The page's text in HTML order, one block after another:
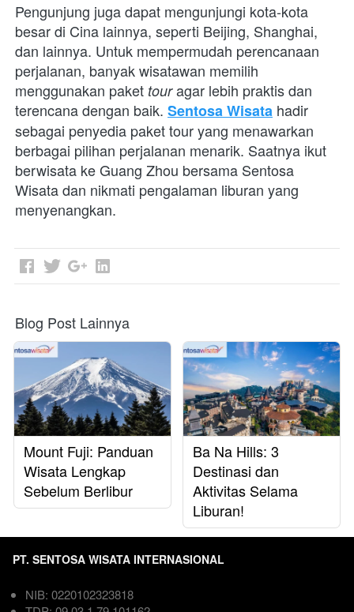
Pengunjung juga dapat mengunjungi kota-kota
besar di Cina lainnya, seperti Beijing, Shanghai,
dan lainnya. Untuk mempermudah perencanaan
perjalanan, banyak wisatawan memilih
menggunakan paket tour agar lebih praktis dan
terencana dengan baik. Sentosa Wisata hadir
sebagai penyedia paket tour yang menawarkan
berbagai pilihan perjalanan menarik. Saatnya ikut
berwisata ke Guang Zhou bersama Sentosa
Wisata dan nikmati pengalaman liburan yang
menyenangkan.
Blog Post Lainnya
Mount Fuji: Panduan
Wisata Lengkap
Sebelum Berlibur
Ba Na Hills: 3
Destinasi dan
Aktivitas Selama
Liburan!
PT. SENTOSA WISATA INTERNASIONAL
NIB: 0220102323818